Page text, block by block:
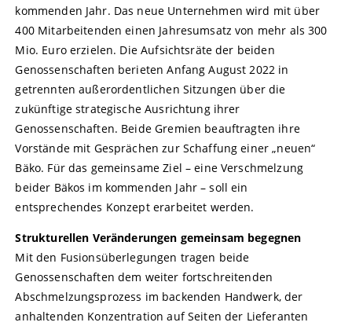
kommenden Jahr. Das neue Unternehmen wird mit über
400 Mitarbeitenden einen Jahresumsatz von mehr als 300
Mio. Euro erzielen. Die Aufsichtsräte der beiden
Genossenschaften berieten Anfang August 2022 in
getrennten außerordentlichen Sitzungen über die
zukünftige strategische Ausrichtung ihrer
Genossenschaften. Beide Gremien beauftragten ihre
Vorstände mit Gesprächen zur Schaffung einer „neuen“
Bäko. Für das gemeinsame Ziel – eine Verschmelzung
beider Bäkos im kommenden Jahr – soll ein
entsprechendes Konzept erarbeitet werden.
Strukturellen Veränderungen gemeinsam begegnen
Mit den Fusionsüberlegungen tragen beide
Genossenschaften dem weiter fortschreitenden
Abschmelzungsprozess im backenden Handwerk, der
anhaltenden Konzentration auf Seiten der Lieferanten